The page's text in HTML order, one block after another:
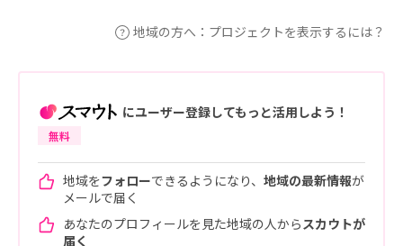
地域の方へ：プロジェクトを表示するには？
にユーザー登録してもっと活用しよう！
無料
地域をフォローできるようになり、 地域の最新情報が
メールで届く
あなたのプロフィールを見た地域の人からスカウトが
届く